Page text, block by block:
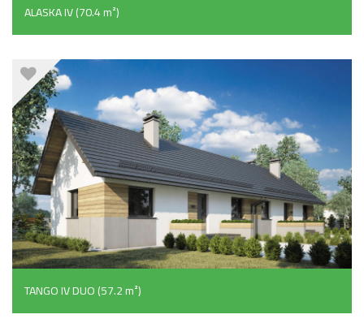
ALASKA IV (70.4 m²)
TANGO IV DUO (57.2 m²)